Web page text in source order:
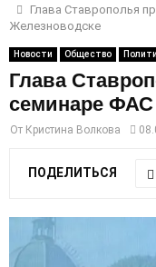
I
M
A
M
Глава Ставрополья
Железноводске
Новости Общество
Глава
семинаре
От Кристина Волкова
ПОДЕЛИТЬСЯ